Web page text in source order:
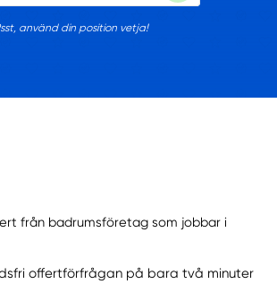
använd din position vetja!
från badrumsföretag som jobbar i
offertförfrågan på bara två minuter